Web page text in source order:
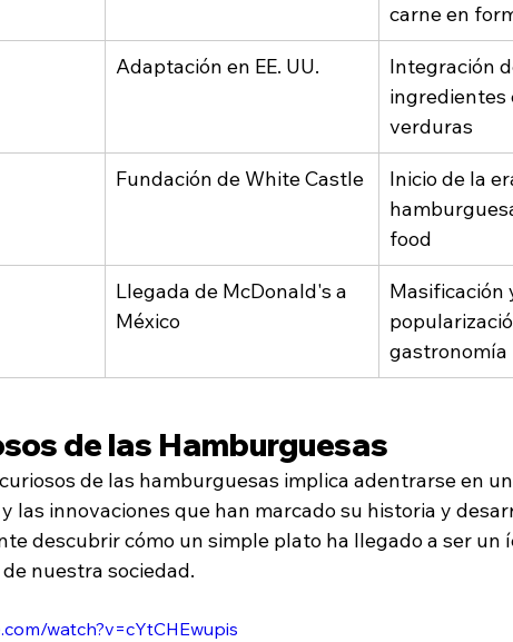
carne en
Adaptación en EE. UU.
Integración
ingredientes
verduras
Fundación de White Castle
Inicio de la
food
Llegada de McDonald's a
México
Masificación
gastronomía
de las Hamburguesas
de las hamburguesas implica adentrarse en
las innovaciones que han marcado su historia y
descubrir cómo un simple plato ha llegado a ser un
nuestra sociedad.
watch?v=cYtCHEwupis